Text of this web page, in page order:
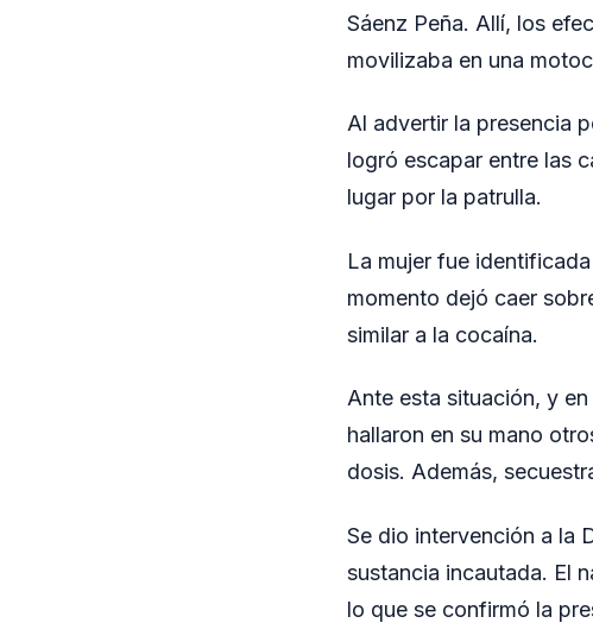
Sáenz Peña. Allí, los
movilizaba en una
Al advertir la presencia
logró escapar entre las
lugar por la patrulla.
La mujer fue
momento dejó caer
similar a la cocaína.
Ante esta situación, y
hallaron en su mano
dosis. Además,
Se dio intervención a la
sustancia incautada. El
lo que se confirmó la